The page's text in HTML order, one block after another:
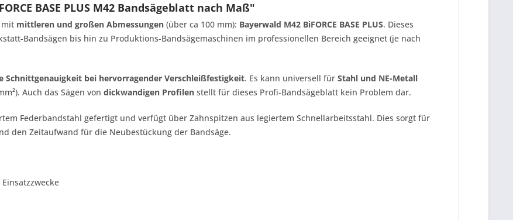
BASE PLUS M42 Bandsägeblatt nach Maß"
mittleren und großen Abmessungen (über ca 100 mm): Bayerwald M42 BiFORCE BASE PLUS. Dieses
Bandsägen bis hin zu Produktions-Bandsägemaschinen im professionellen Bereich geeignet (je nach
Schnittgenauigkeit bei hervorragender Verschleißfestigkeit. Es kann universell für Stahl und NE-Metall
Auch das Sägen von dickwandigen Profilen stellt für dieses Profi-Bandsägeblatt kein Problem dar.
Federbandstahl gefertigt und verfügt über Zahnspitzen aus legiertem Schnellarbeitsstahl. Dies sorgt für
den Zeitaufwand für die Neubestückung der Bandsäge.